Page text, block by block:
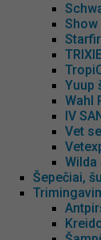
Show
Yuup
Wahl
IV
Vet
Šepečiai,